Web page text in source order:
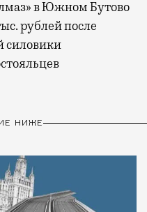
в Южном Бутово
рублей после
силовики
НИЖЕ